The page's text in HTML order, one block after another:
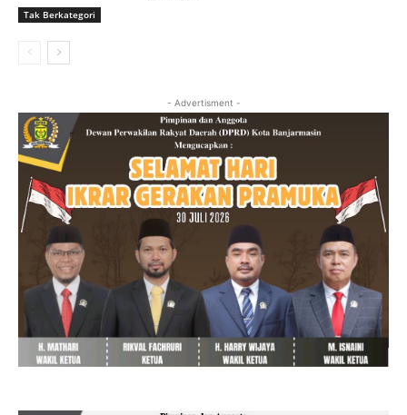
Tak Berkategori
- Advertisment -